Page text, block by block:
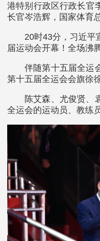
港特别行政区行政长官
长官岑浩辉，国家体育
20时43分，习近平
届运动会开幕！全场沸
伴随第十五届全运
第十五届全运会会旗徐
陈艾森、尤俊贤、
全运会的运动员、教练